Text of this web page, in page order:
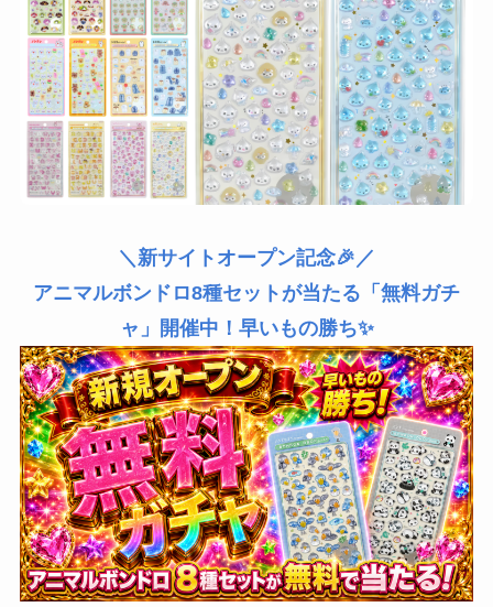
＼新サイトオープン記念🎉／
アニマルボンドロ8種セットが当たる「無料ガチ
ャ」開催中！早いもの勝ち✨